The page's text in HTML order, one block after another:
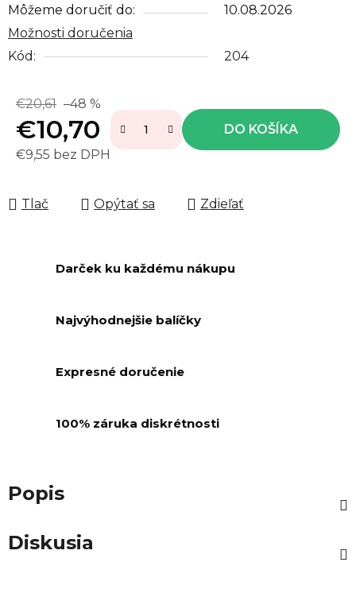
Môžeme doručiť do:
10.08.2026
Možnosti doručenia
Kód:
204
€20,61 –48 %
€10,70
€9,55 bez DPH
DO KOŠÍKA
Tlač Opýtať sa Zdieľať
Darček ku každému nákupu
Najvýhodnejšie balíčky
Expresné doručenie
100% záruka diskrétnosti
Popis
Diskusia